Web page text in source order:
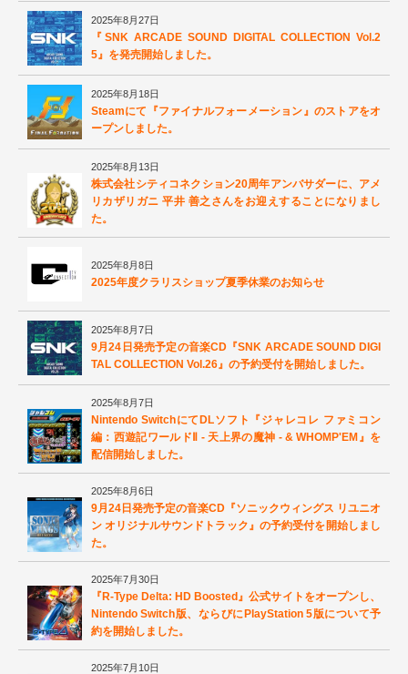
2025年8月27日
『SNK ARCADE SOUND DIGITAL COLLECTION Vol.2
5』を発売開始しました。
2025年8月18日
Steamにて『ファイナルフォーメーション』のストアをオ
ープンしました。
2025年8月13日
株式会社シティコネクション20周年アンバサダーに、アメ
リカザリガニ 平井 善之さんをお迎えすることになりまし
た。
2025年8月8日
2025年度クラリスショップ夏季休業のお知らせ
2025年8月7日
9月24日発売予定の音楽CD『SNK ARCADE SOUND DIGI
TAL COLLECTION Vol.26』の予約受付を開始しました。
2025年8月7日
Nintendo SwitchにてDLソフト『ジャレコレ ファミコン
編：西遊記ワールドⅡ - 天上界の魔神 - & WHOMP'EM』を
配信開始しました。
2025年8月6日
9月24日発売予定の音楽CD『ソニックウィングス リユニオ
ン オリジナルサウンドトラック』の予約受付を開始しまし
た。
2025年7月30日
『R-Type Delta: HD Boosted』公式サイトをオープンし、
Nintendo Switch版、ならびにPlayStation 5版について予
約を開始しました。
2025年7月10日